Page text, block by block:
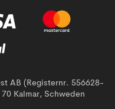
AB (Registernr. 556628-
Kalmar, Schweden